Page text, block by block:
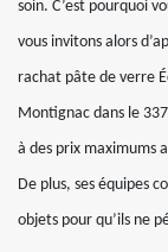
soin. C’est pourquoi
vous invitons alors
rachat pâte de verre
Montignac dans le
à des prix maximums
De plus, ses équipes
objets pour qu’ils ne